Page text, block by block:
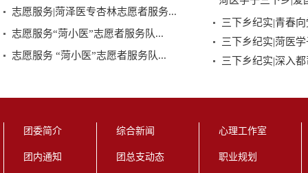
志愿服务|菏泽医专杏林志愿者服务...
志愿服务“菏小医”志愿者服务队...
志愿服务 “菏小医”志愿者服务队...
三下乡纪实|青春
三下乡纪实|菏医
三下乡纪实|深入
团委简介
团内通知
综合新闻
团总支动态
心理工作室
职业规划